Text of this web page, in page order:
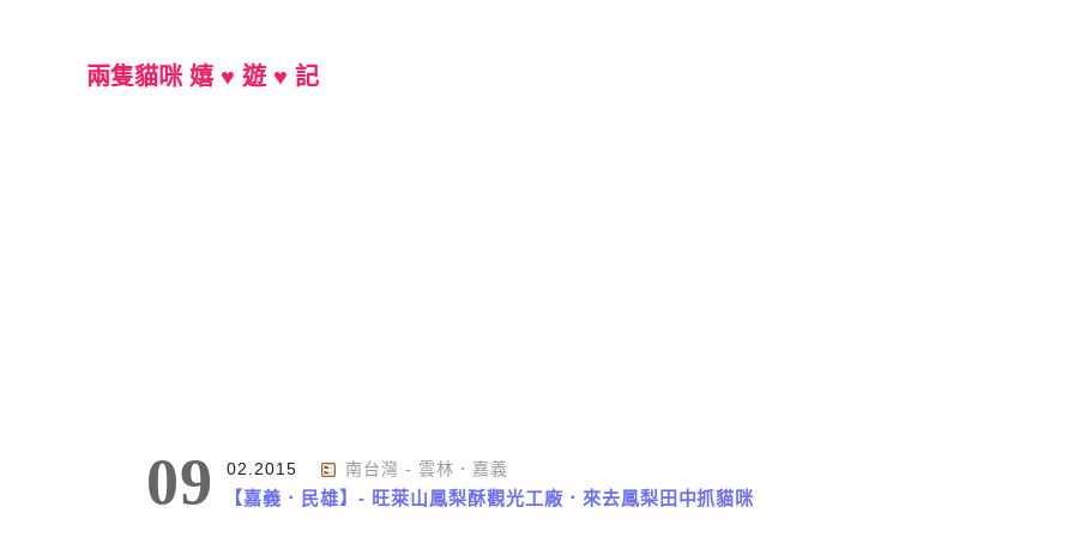
兩隻貓咪 嬉 ♥ 遊 ♥ 記
09 02.2015 南台灣 - 雲林．嘉義
【嘉義．民雄】- 旺萊山鳳梨酥觀光工廠．來去鳳梨田中抓貓咪